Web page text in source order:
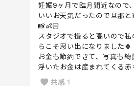
妊娠9ヶ月で臨月間近なので
いいお天気だったので旦那
📸👶🏻
スタジオで撮ると高いので
らこそ思い出になりました🍀
お金も節約できて、写真も
浮いたお金は産まれてくる
共感 1